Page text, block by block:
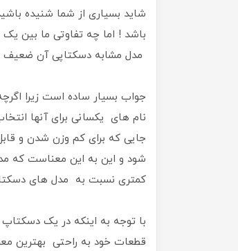
شاید بسیاری از شما شنیده
مدل مشابه دسکتاپی آن
جواب بسیار ساده است زیرا
نام های یکسانی برای آنها
جایی که برای کم وزن شدن و
شود و این به این معناست که
کمتری نسبت به مدل های
با توجه به اینکه در یک
قطعات خود به راحتی بهترین